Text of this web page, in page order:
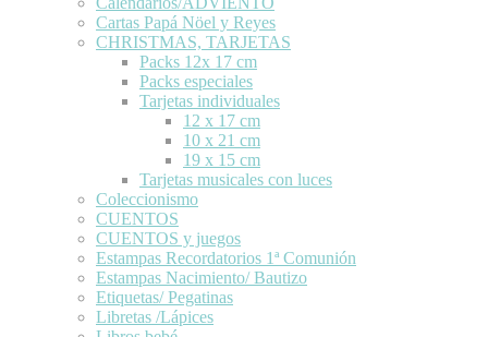
Cartas Papá Nöel y Reyes
CHRISTMAS, TARJETAS
Packs 12x 17 cm
Packs especiales
Tarjetas individuales
12 x 17 cm
10 x 21 cm
19 x 15 cm
Tarjetas musicales con luces
Coleccionismo
CUENTOS
CUENTOS y juegos
Estampas Recordatorios 1ª Comunión
Estampas Nacimiento/ Bautizo
Etiquetas/ Pegatinas
Libretas /Lápices